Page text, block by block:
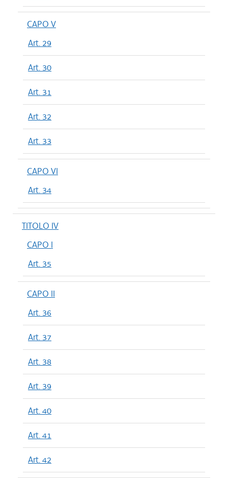
CAPO V
Art. 29
Art. 30
Art. 31
Art. 32
Art. 33
CAPO VI
Art. 34
TITOLO IV
CAPO I
Art. 35
CAPO II
Art. 36
Art. 37
Art. 38
Art. 39
Art. 40
Art. 41
Art. 42